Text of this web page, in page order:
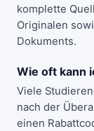
komplette
Originalen
Dokuments.
Wie oft kann
Viele
nach der
einen